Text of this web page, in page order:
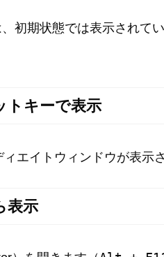
初期状態では表示されて
トキーで表示
エイトウィンドウが表示
表示